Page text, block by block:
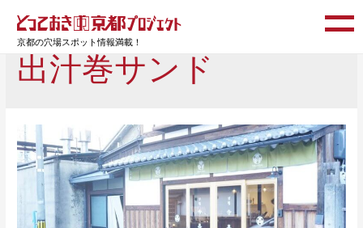
京都の穴場スポット情報満載！
出汁巻サンド